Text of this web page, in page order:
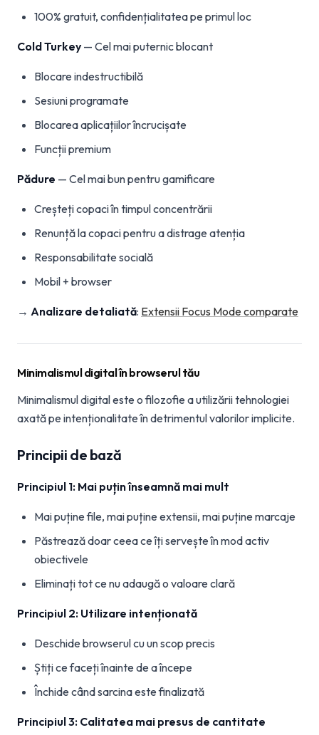
100% gratuit, confidențialitatea pe primul loc
Cold Turkey — Cel mai puternic blocant
Blocare indestructibilă
Sesiuni programate
Blocarea aplicațiilor încrucișate
Funcții premium
Pădure — Cel mai bun pentru gamificare
Creșteți copaci în timpul concentrării
Renunță la copaci pentru a distrage atenția
Responsabilitate socială
Mobil + browser
→ Analizare detaliată: Extensii Focus Mode comparate
Minimalismul digital în browserul tău
Minimalismul digital este o filozofie a utilizării tehnologiei
axată pe intenționalitate în detrimentul valorilor implicite.
Principii de bază
Principiul 1: Mai puțin înseamnă mai mult
Mai puține file, mai puține extensii, mai puține marcaje
Păstrează doar ceea ce îți servește în mod activ
obiectivele
Eliminați tot ce nu adaugă o valoare clară
Principiul 2: Utilizare intenționată
Deschide browserul cu un scop precis
Știți ce faceți înainte de a începe
Închide când sarcina este finalizată
Principiul 3: Calitatea mai presus de cantitate